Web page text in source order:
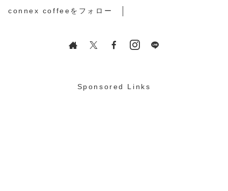
connex coffeeをフォロー
Sponsored Links